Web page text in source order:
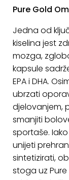
Odjeća
Pripreme
za
ljeto
O
NAMA
KONTAKT
Uvjeti
poslovanja
Pravila
Pure Gold
Jedna od
kiselina jest
mozga,
kapsule
EPA i DHA.
ubrzati
djelovanjem,
smanjiti
sportaše.
unijeti
sintetizirati,
stoga uz